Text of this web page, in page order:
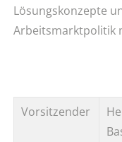
Lösungskonzepte
Arbeitsmarktpolitik
Vorsitzender